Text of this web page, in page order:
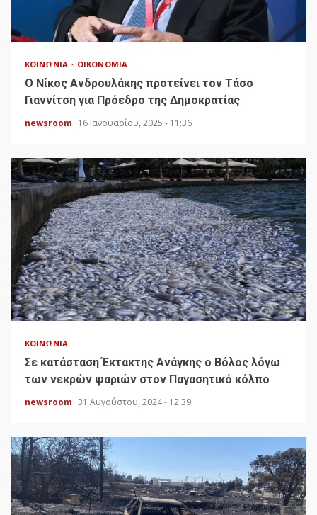
ΚΟΙΝΩΝΊΑ ΟΙΚΟΝΟΜΊΑ
Ο Νίκος Ανδρουλάκης προτείνει τον Τάσο
Γιαννίτση για Πρόεδρο της Δημοκρατίας
newsroom 16 Ιανουαρίου, 2025 - 11:36
ΚΟΙΝΩΝΊΑ
Σε κατάσταση Έκτακτης Ανάγκης ο Βόλος λόγω
των νεκρών ψαριών στον Παγασητικό κόλπο
newsroom 31 Αυγούστου, 2024 - 12:39